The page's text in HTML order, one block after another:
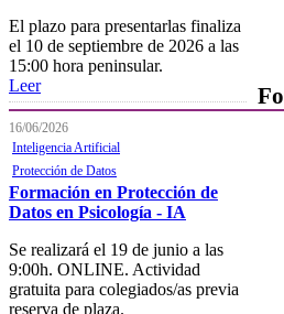
El plazo para presentarlas finaliza
el 10 de septiembre de 2026 a las
15:00 hora peninsular.
Leer
16/06/2026
Inteligencia Artificial
Protección de Datos
Formación en Protección de
Datos en Psicología - IA
Se realizará el 19 de junio a las
9:00h. ONLINE. Actividad
gratuita para colegiados/as previa
reserva de plaza.